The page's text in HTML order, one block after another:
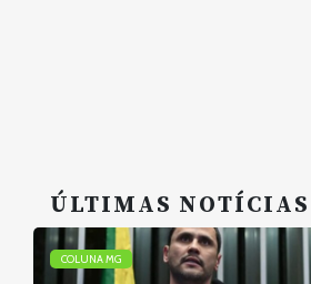
ÚLTIMAS NOTÍCIAS
COLUNA MG